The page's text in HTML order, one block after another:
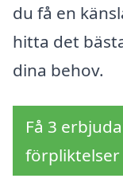
du få en
hitta det
dina behov.
Få 3
förpliktelser